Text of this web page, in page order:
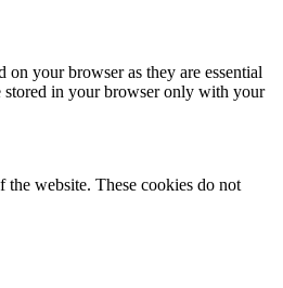
your browser as they are essential
stored in your browser only with your
the website. These cookies do not